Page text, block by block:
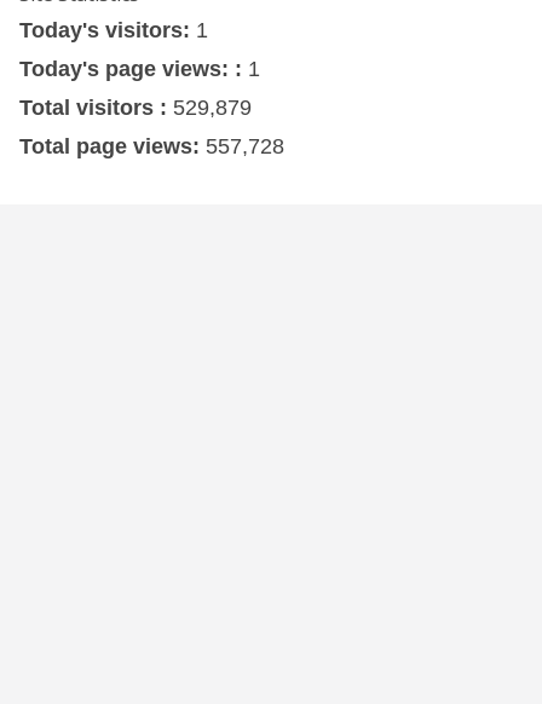
Today's visitors: 1
Today's page views: : 1
Total visitors : 529,879
Total page views: 557,728